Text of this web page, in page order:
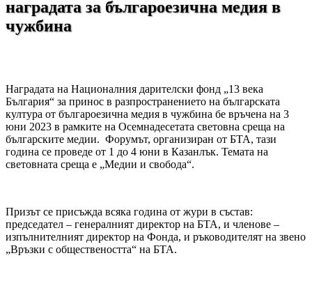
наградата за българоезична медия в
чужбина
Наградата на Националния дарителски фонд „13 века
България“ за принос в разпространението на българската
култура от българоезична медия в чужбина бе връчена на 3
юни 2023 в рамките на Осемнадесетата световна среща на
българските медии. Форумът, организиран от БТА, тази
година се проведе от 1 до 4 юни в Казанлък. Темата на
световната среща е „Медии и свобода“.
Призът се присъжда всяка година от жури в състав:
председател – генералният директор на БТА, и членове –
изпълнителният директор на Фонда, и ръководителят на звено
„Връзки с обществеността“ на БТА.